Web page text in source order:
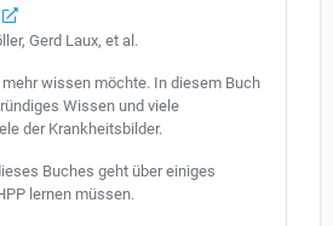
Gerd Laux, et al.
wissen möchte. In diesem Buch
Wissen und viele
der Krankheitsbilder.
Buches geht über einiges
lernen müssen.